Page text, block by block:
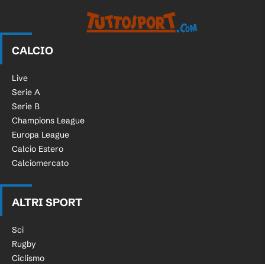
CALCIO
Live
Serie A
Serie B
Champions League
Europa League
Calcio Estero
Calciomercato
ALTRI SPORT
Sci
Rugby
Ciclismo